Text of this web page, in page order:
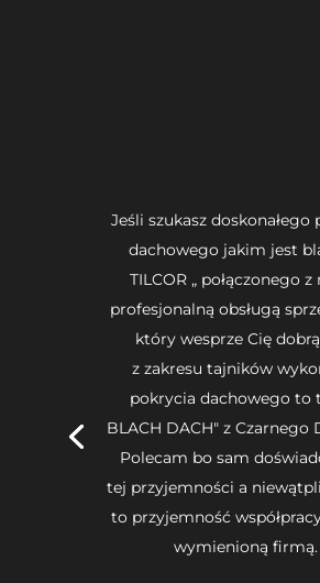
Jeśli szukasz doskonałego
dachowego jakim jest
TILCOR „ połączonego
profesjonalną obsługą
który wesprze Cię
z zakresu tajników
pokrycia dachowego to
BLACH DACH" z Czarnego
Polecam bo sam
tej przyjemności a
to przyjemność
wymienioną firmą.